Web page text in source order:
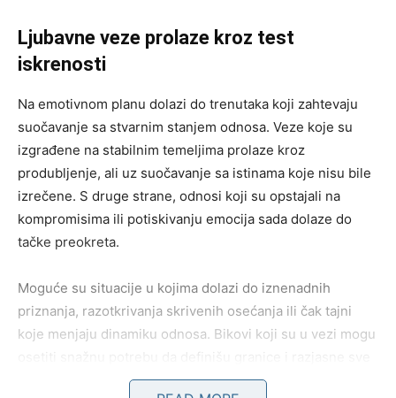
Ljubavne veze prolaze kroz test
iskrenosti
Na emotivnom planu dolazi do trenutaka koji zahtevaju
suočavanje sa stvarnim stanjem odnosa. Veze koje su
izgrađene na stabilnim temeljima prolaze kroz
produbljenje, ali uz suočavanje sa istinama koje nisu bile
izrečene. S druge strane, odnosi koji su opstajali na
kompromisima ili potiskivanju emocija sada dolaze do
tačke preokreta.
Moguće su situacije u kojima dolazi do iznenadnih
priznanja, razotkrivanja skrivenih osećanja ili čak tajni
koje menjaju dinamiku odnosa. Bikovi koji su u vezi mogu
ono što je ostalo nedorečeno.